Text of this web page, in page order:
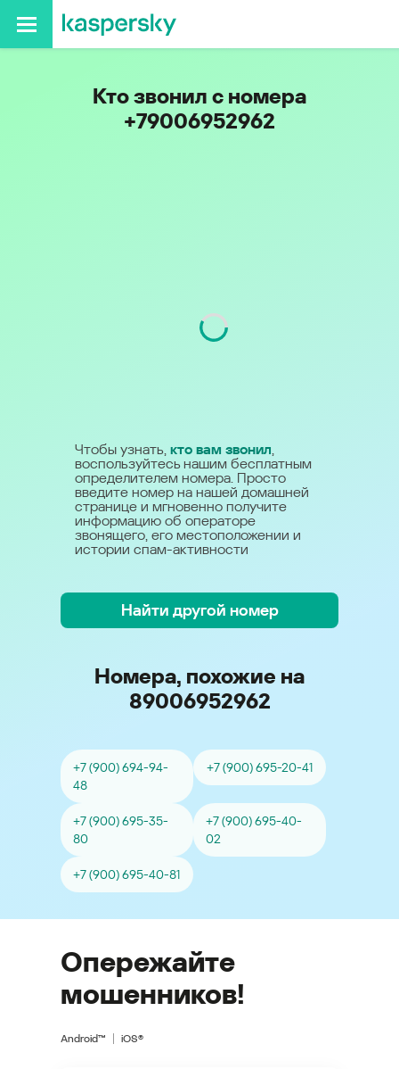
Кто звонил с номера
+79006952962
Чтобы узнать, кто вам звонил,
воспользуйтесь нашим бесплатным
определителем номера. Просто
введите номер на нашей домашней
странице и мгновенно получите
информацию об операторе
звонящего, его местоположении и
истории спам-активности
Найти другой номер
Номера, похожие на
89006952962
+7 (900) 694-94-
48
+7 (900) 695-20-41
+7 (900) 695-35-
80
+7 (900) 695-40-
02
+7 (900) 695-40-81
Опережайте
мошенников!
Android™ iOS®